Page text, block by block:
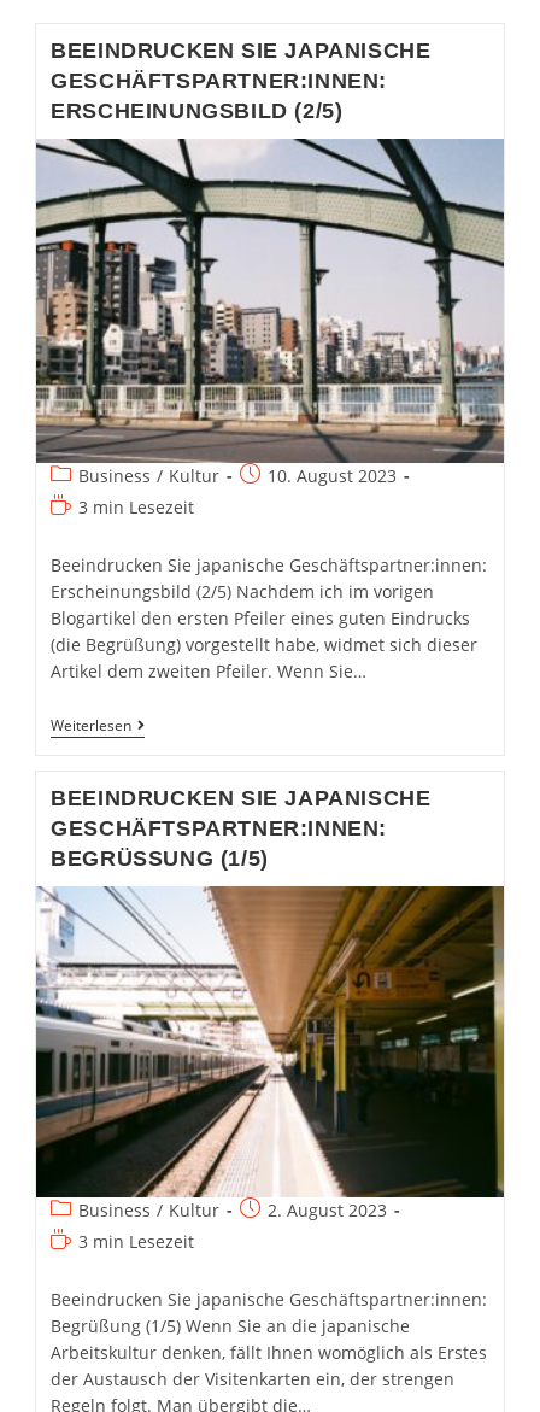
BEEINDRUCKEN SIE JAPANISCHE
GESCHÄFTSPARTNER:INNEN:
ERSCHEINUNGSBILD (2/5)
Beitrags-
Kategorie:
Business / Kultur
Beitrag10. August 2023
Lesedauer:
3 min Lesezeit
Beeindrucken Sie japanische Geschäftspartner:innen:
Erscheinungsbild (2/5) Nachdem ich im vorigen
Blogartikel den ersten Pfeiler eines guten Eindrucks
(die Begrüßung) vorgestellt habe, widmet sich dieser
Artikel dem zweiten Pfeiler. Wenn Sie…
WeiterlesenBeeindrucken
Sie
Erscheinungsbild
(2/5)
BEEINDRUCKEN SIE JAPANISCHE
GESCHÄFTSPARTNER:INNEN:
BEGRÜSSUNG (1/5)
Beitrags-
Kategorie:
Business / Kultur
Beitrag2. August 2023
Lesedauer:
3 min Lesezeit
Beeindrucken Sie japanische Geschäftspartner:innen:
Begrüßung (1/5) Wenn Sie an die japanische
Arbeitskultur denken, fällt Ihnen womöglich als Erstes
der Austausch der Visitenkarten ein, der strengen
Regeln folgt. Man übergibt die…